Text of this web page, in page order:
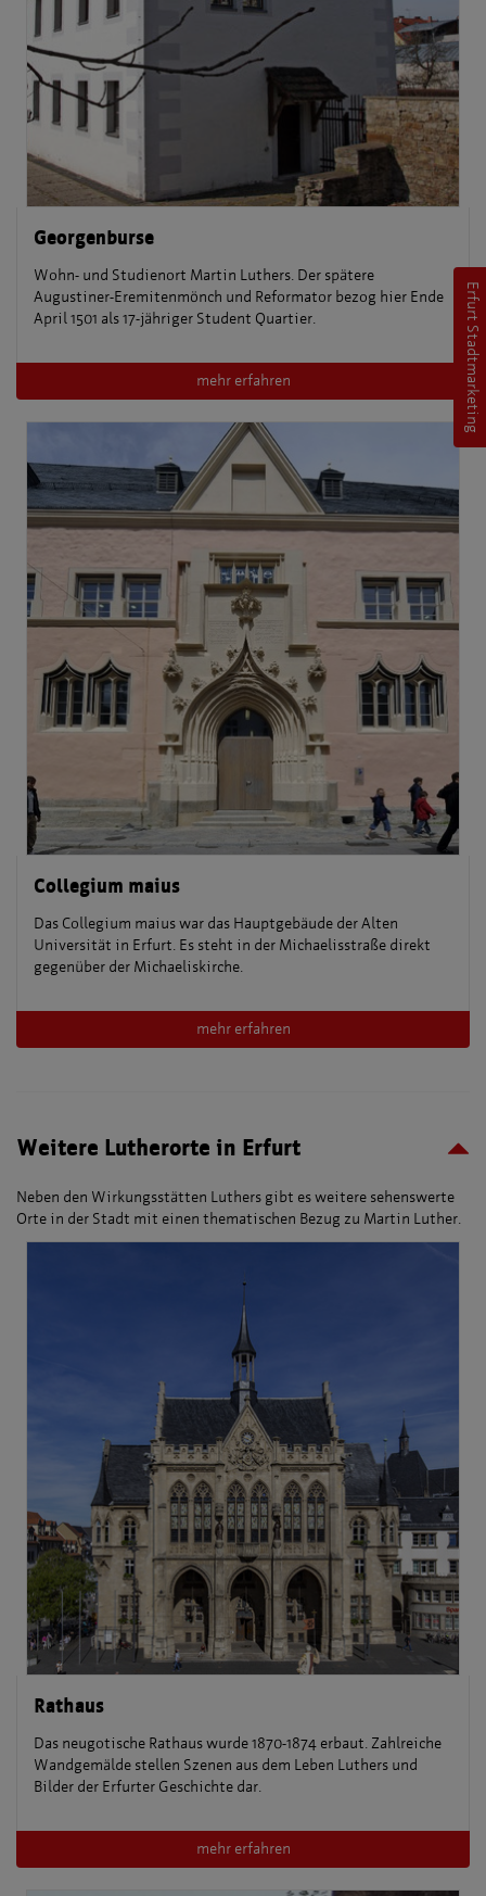
Georgenburse
Wohn- und Studienort Martin Luthers. Der spätere
Augustiner-Eremitenmönch und Reformator bezog hier Ende
April 1501 als 17-jähriger Student Quartier.
mehr erfahren
Collegium maius
Das Collegium maius war das Hauptgebäude der Alten
Universität in Erfurt. Es steht in der Michaelisstraße direkt
gegenüber der Michaeliskirche.
mehr erfahren
Weitere Lutherorte in Erfurt
Neben den Wirkungsstätten Luthers gibt es weitere sehenswerte
Orte in der Stadt mit einen thematischen Bezug zu Martin Luther.
Rathaus
Das neugotische Rathaus wurde 1870-1874 erbaut. Zahlreiche
Wandgemälde stellen Szenen aus dem Leben Luthers und
Bilder der Erfurter Geschichte dar.
mehr erfahren
Erfurt Stadtmarketing